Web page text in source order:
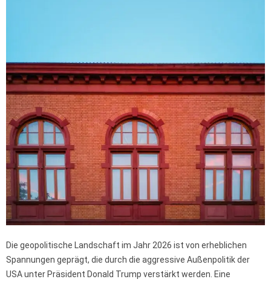
Die geopolitische Landschaft im Jahr 2026 ist von erheblichen
Spannungen geprägt, die durch die aggressive Außenpolitik der
USA unter Präsident Donald Trump verstärkt werden. Eine